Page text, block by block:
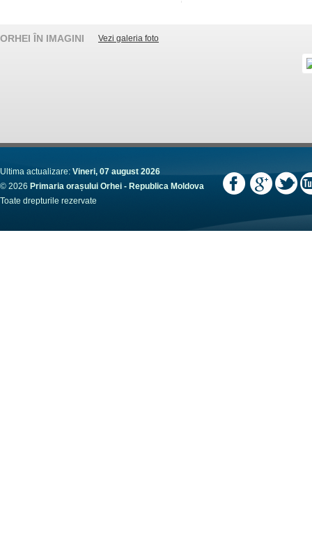
ORHEI ÎN IMAGINI Vezi galeria foto
Ultima actualizare: Vineri, 07 august 2026
© 2026 Primaria orașului Orhei - Republica Moldova
Toate drepturile rezervate